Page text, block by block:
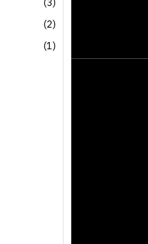
(2)
(1)